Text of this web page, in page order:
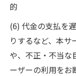
的
(6) 代金の支払を
りするなど、本
や、不正・不当な
ーザーの利用をお